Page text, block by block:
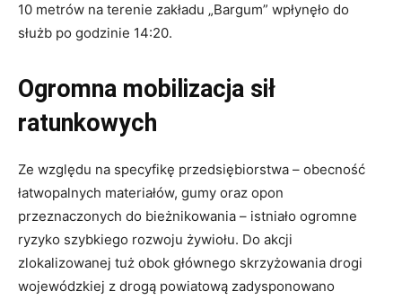
10 metrów na terenie zakładu „Bargum” wpłynęło do
służb po godzinie 14:20.
Ogromna mobilizacja sił
ratunkowych
Ze względu na specyfikę przedsiębiorstwa – obecność
łatwopalnych materiałów, gumy oraz opon
przeznaczonych do bieżnikowania – istniało ogromne
ryzyko szybkiego rozwoju żywiołu. Do akcji
zlokalizowanej tuż obok głównego skrzyżowania drogi
wojewódzkiej z drogą powiatową zadysponowano